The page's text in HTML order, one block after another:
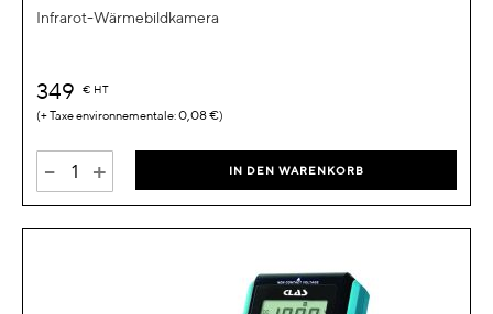
Infrarot-Wärmebildkamera
349 € HT
0,08 €
- + IN DEN WARENKORB